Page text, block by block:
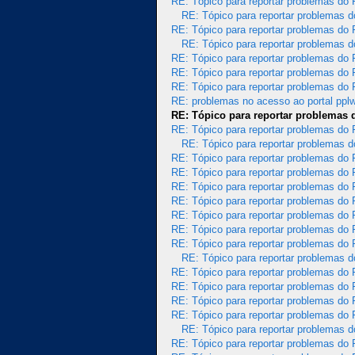
RE: Tópico para reportar problemas
RE: Tópico para reportar problemas do
RE: Tópico para reportar problemas
RE: Tópico para reportar problemas do
RE: Tópico para reportar problemas do
RE: Tópico para reportar problemas do
RE: problemas no acesso ao portal
RE: Tópico para reportar problemas
RE: Tópico para reportar problemas do
RE: Tópico para reportar problemas
RE: Tópico para reportar problemas do
RE: Tópico para reportar problemas do
RE: Tópico para reportar problemas do
RE: Tópico para reportar problemas do
RE: Tópico para reportar problemas do
RE: Tópico para reportar problemas do
RE: Tópico para reportar problemas do
RE: Tópico para reportar problemas
RE: Tópico para reportar problemas do
RE: Tópico para reportar problemas do
RE: Tópico para reportar problemas do
RE: Tópico para reportar problemas do
RE: Tópico para reportar problemas
RE: Tópico para reportar problemas do